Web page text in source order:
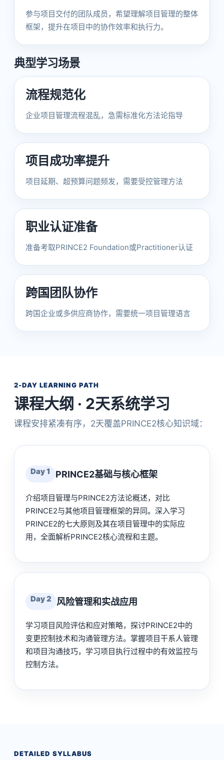
参与项目交付的团队成员，希望理解项目管理的整体
框架，提升在项目中的协作效率和执行力。
典型学习场景
流程规范化
企业项目管理流程混乱，急需标准化方法论指导
项目成功率提升
项目延期、超预算问题频发，需要受控管理方法
职业认证准备
准备考取PRINCE2 Foundation或Practitioner认证
跨国团队协作
跨国企业或多供应商协作，需要统一项目管理语言
2-DAY LEARNING PATH
课程大纲 · 2天系统学习
课程安排紧凑有序，2天覆盖PRINCE2核心知识域：
Day 1 PRINCE2基础与核心框架
介绍项目管理与PRINCE2方法论概述，对比
PRINCE2与其他项目管理框架的异同。深入学习
PRINCE2的七大原则及其在项目管理中的实际应
用，全面解析PRINCE2核心流程和主题。
Day 2 风险管理和实战应用
学习项目风险评估和应对策略，探讨PRINCE2中的
变更控制技术和沟通管理方法。掌握项目干系人管理
和项目沟通技巧，学习项目执行过程中的有效监控与
控制方法。
DETAILED SYLLABUS